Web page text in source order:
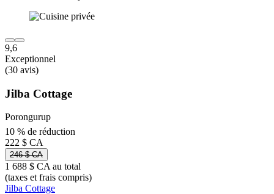
9,6
Exceptionnel
(30 avis)
Jilba Cottage
Porongurup
10 % de réduction
222 $ CA
246 $ CA
1 688 $ CA au total
(taxes et frais compris)
Jilba Cottage